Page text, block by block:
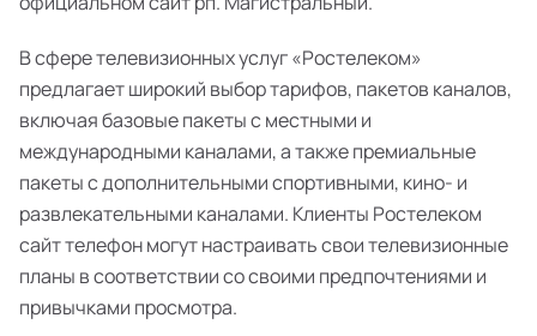
В сфере телевизионных услуг «Ростелеком»
предлагает широкий выбор тарифов, пакетов каналов,
включая базовые пакеты с местными и
международными каналами, а также премиальные
пакеты с дополнительными спортивными, кино- и
развлекательными каналами. Клиенты Ростелеком
сайт телефон могут настраивать свои телевизионные
планы в соответствии со своими предпочтениями и
привычками просмотра.